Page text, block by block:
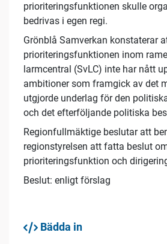
prioriteringsfunktionen skulle
bedrivas i egen regi.
Grönblå Samverkan konstaterar
prioriteringsfunktionen inom
larmcentral (SvLC) inte har nått
ambitioner som framgick av det
utgjorde underlag för den
och det efterföljande politiska
Regionfullmäktige beslutar att
regionstyrelsen att fatta beslut
prioriteringsfunktion och
Beslut: enligt förslag
Bädda in